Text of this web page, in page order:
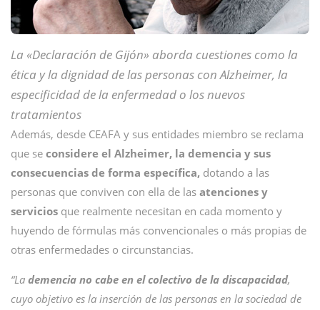
La «Declaración de Gijón» aborda cuestiones como la
ética y la dignidad de las personas con Alzheimer, la
especificidad de la enfermedad o los nuevos
tratamientos
Además, desde CEAFA y sus entidades miembro se reclama
que se considere el Alzheimer, la demencia y sus
consecuencias de forma específica, dotando a las
personas que conviven con ella de las atenciones y
servicios que realmente necesitan en cada momento y
huyendo de fórmulas más convencionales o más propias de
otras enfermedades o circunstancias.
“La demencia no cabe en el colectivo de la discapacidad,
cuyo objetivo es la inserción de las personas en la sociedad de